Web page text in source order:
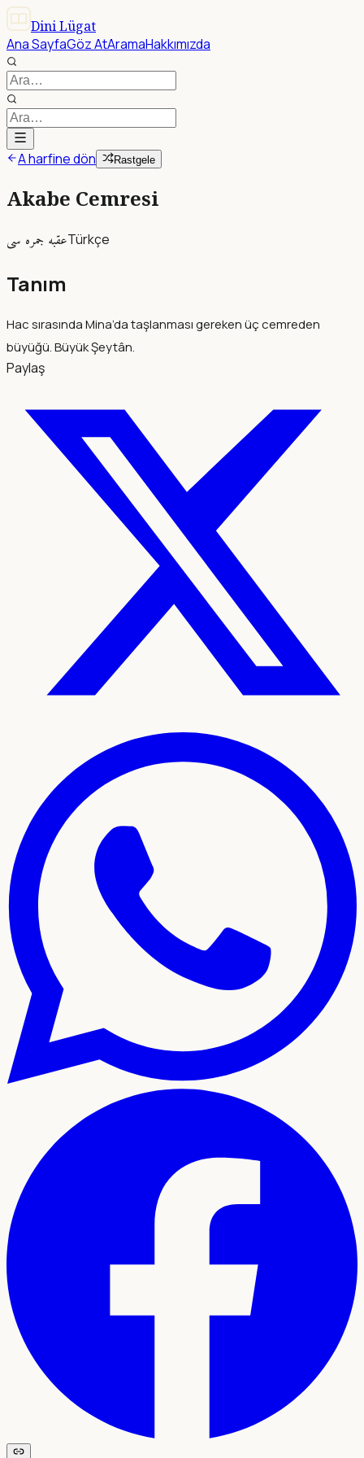
Dini Lügat
Ana SayfaGöz AtAramaHakkımızda
A harfine dön Rastgele
Akabe Cemresi
عقبه جمره سىTürkçe
Tanım
Hac sırasında Mina’da taşlanması gereken üç cemreden
büyüğü. Büyük Şeytân.
Paylaş